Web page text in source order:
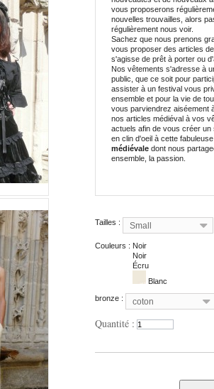
vous proposerons
nouvelles trouvailles, alors
régulièrement nous voir.
Sachez que nous prenons
vous proposer des articles
s'agisse de prêt à porter ou
Nos vêtements s'adresse à
public, que ce soit pour
assister à un festival vous
ensemble et pour la vie de
vous parviendrez aiséement
nos articles médiéval à vos
actuels afin de vous créer un
en clin d'oeil à cette
médiévale dont nous
ensemble, la passion.
Tailles : Small
Couleurs : Noir
Noir
Écru
Blanc
bronze :
coton
Quantité :